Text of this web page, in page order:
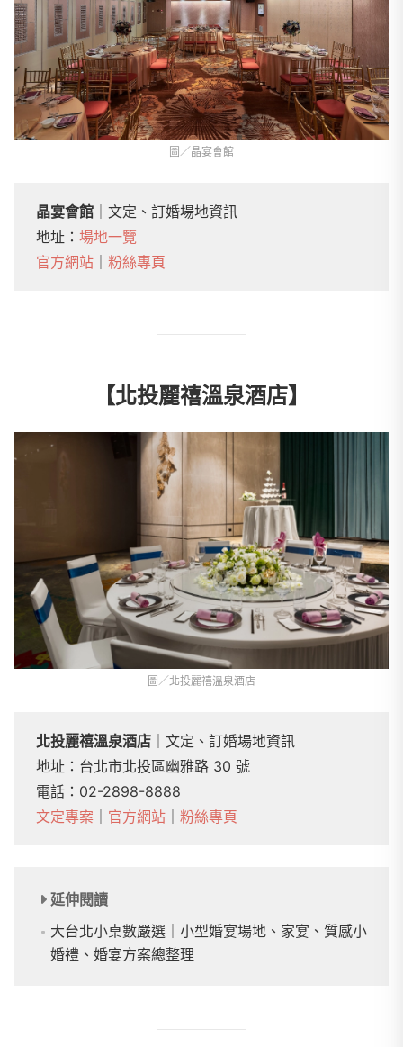
圖／晶宴會館
晶宴會館 ｜文定、訂婚場地資訊
地址： 場地一覽
官方網站
粉絲專頁
【北投麗禧溫泉酒店】
圖／北投麗禧溫泉酒店
北投麗禧溫泉酒店 ｜文定、訂婚場地資訊
地址：台北市北投區幽雅路 30 號
電話：02-2898-8888
文定專案
官方網站 粉絲專頁
延伸閱讀
大台北小桌數嚴選｜小型婚宴場地、家宴、質感小
婚禮、婚宴方案總整理